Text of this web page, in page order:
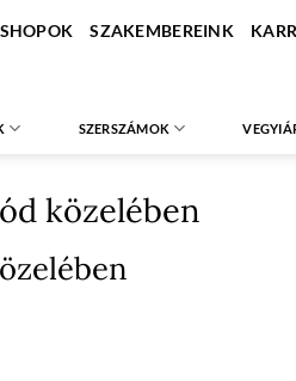
SZAKEMBEREINK
SZERSZÁMOK
közelében